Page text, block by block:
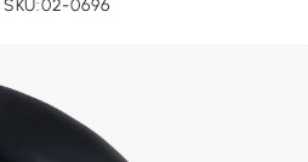
SKU:02-0696